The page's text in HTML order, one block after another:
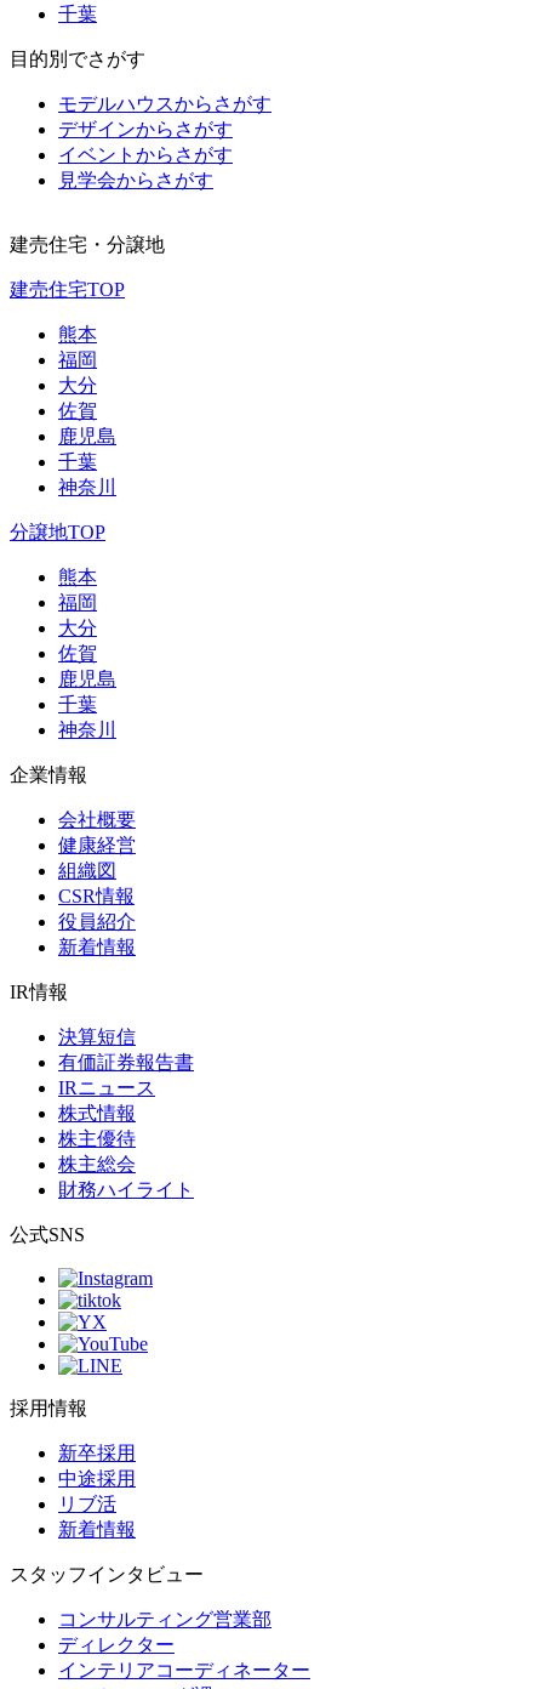
千葉
目的別でさがす
モデルハウスからさがす
デザインからさがす
イベントからさがす
見学会からさがす
建売住宅・分譲地
建売住宅TOP
熊本
福岡
大分
佐賀
鹿児島
千葉
神奈川
分譲地TOP
熊本
福岡
大分
佐賀
鹿児島
千葉
神奈川
企業情報
会社概要
健康経営
組織図
CSR情報
役員紹介
新着情報
IR情報
決算短信
有価証券報告書
IRニュース
株式情報
株主優待
株主総会
財務ハイライト
公式SNS
採用情報
新卒採用
中途採用
リブ活
新着情報
スタッフインタビュー
コンサルティング営業部
ディレクター
インテリアコーディネーター